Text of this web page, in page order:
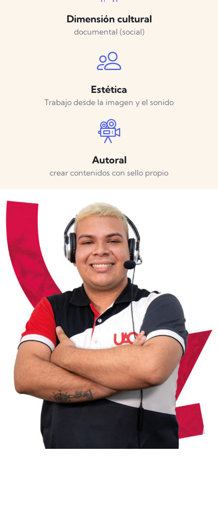
Dimensión cultural
documental (social)
Estética
Trabajo desde la imagen y el sonido
Autoral
crear contenidos con sello propio